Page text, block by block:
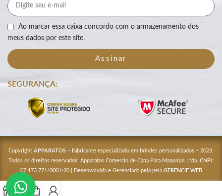
Ao marcar essa caixa concordo com o armazenamento dos
meus dados por este site.
Assinar
SEGURANÇA:
Copyright APPARATOS – Fabricante especializado em brindes personalizados – 2023.
Todos os direitos reservados. Apparatos Comercio de Capa Para Maquinas Ltda. CNPJ:
07.173.771/0001-20 | Desenvolvida e Gerenciada pela pela GERENCIE WEB